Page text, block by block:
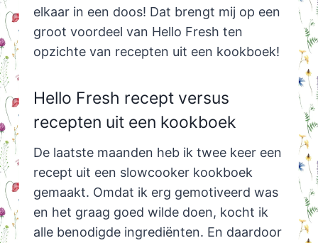
elkaar in een doos! Dat brengt mij op een
groot voordeel van Hello Fresh ten
opzichte van recepten uit een kookboek!
Hello Fresh recept versus
recepten uit een kookboek
De laatste maanden heb ik twee keer een
recept uit een slowcooker kookboek
gemaakt. Omdat ik erg gemotiveerd was
en het graag goed wilde doen, kocht ik
alle benodigde ingrediënten. En daardoor